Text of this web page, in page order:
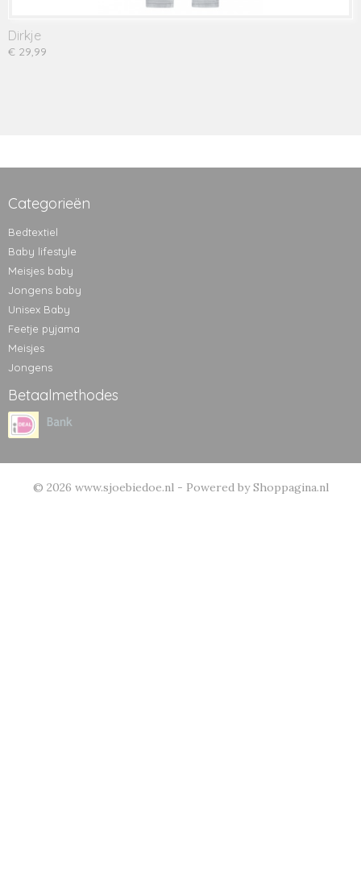
Dirkje
€ 29,99
Categorieën
Bedtextiel
Baby lifestyle
Meisjes baby
Jongens baby
Unisex Baby
Feetje pyjama
Meisjes
Jongens
Betaalmethodes
© 2026 www.sjoebiedoe.nl - Powered by Shoppagina.nl